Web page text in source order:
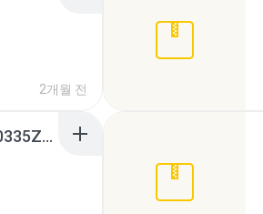
2개월 전
whatsapp backups -20260410T160335Z-3-001.zip